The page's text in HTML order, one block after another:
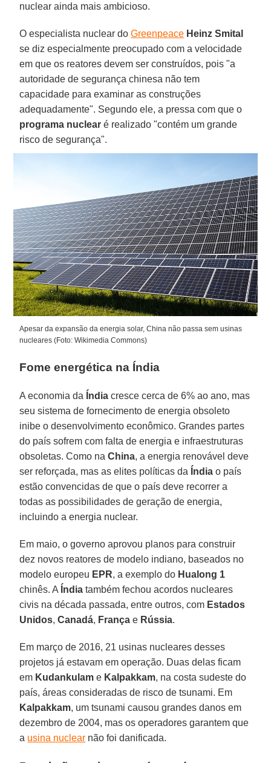
nuclear ainda mais ambicioso.
O especialista nuclear doGreenpeace Heinz Smital
se diz especialmente preocupado com a velocidade
em que os reatores devem ser construídos, pois "a
autoridade de segurança chinesa não tem
capacidade para examinar as construções
adequadamente". Segundo ele, a pressa com que o
programa nuclear é realizado "contém um grande
risco de segurança".
Apesar da expansão da energia solar, China não passa sem usinas
nucleares (Foto: Wikimedia Commons)
Fome energética na Índia
A economia da Índia cresce cerca de 6% ao ano, mas
seu sistema de fornecimento de energia obsoleto
inibe o desenvolvimento econômico. Grandes partes
do país sofrem com falta de energia e infraestruturas
obsoletas. Como naChina, a energia renovável deve
ser reforçada, mas as elites políticas da Índia o país
estão convencidas de que o país deve recorrer a
todas as possibilidades de geração de energia,
incluindo a energia nuclear.
Em maio, o governo aprovou planos para construir
dez novos reatores de modelo indiano, baseados no
modelo europeu EPR, a exemplo do Hualong 1
chinês. A Índia também fechou acordos nucleares
civis na década passada, entre outros, com Estados
Unidos,Canadá, França e Rússia.
Em março de 2016, 21 usinas nucleares desses
projetos já estavam em operação. Duas delas ficam
em Kudankulam e Kalpakkam, na costa sudeste do
país, áreas consideradas de risco de tsunami. Em
Kalpakkam, um tsunami causou grandes danos em
dezembro de 2004, mas os operadores garantem que
a usina nuclear não foi danificada.